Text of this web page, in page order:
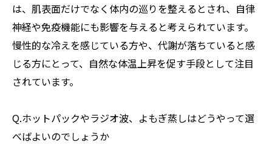
は、肌表面だけでなく体内の巡りを整えるとされ、自律
神経や免疫機能にも影響を与えると考えられています。
慢性的な冷えを感じている方や、代謝が落ちていると感
じる方にとって、自然な体温上昇を促す手段として注目
されています。
Q.ホットパックやラジオ波、よもぎ蒸しはどうやって選
べばよいのでしょうか